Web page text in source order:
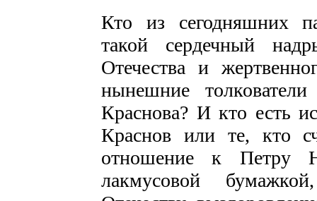
Кто из сегодняшних
такой сердечный
Отечества и
нынешние толкователи
Краснова? И кто есть
Краснов или те, кто
отношение к Петру
лакмусовой